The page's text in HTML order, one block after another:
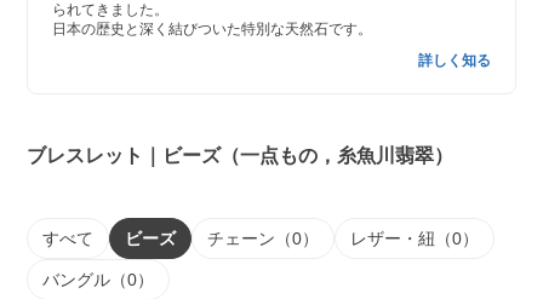
られてきました。
日本の歴史と深く結びついた特別な天然石です。
詳しく知る
ブレスレット｜ビーズ（一点もの，糸魚川翡翠）
すべて ビーズ チェーン（0） レザー・紐（0）
バングル（0）